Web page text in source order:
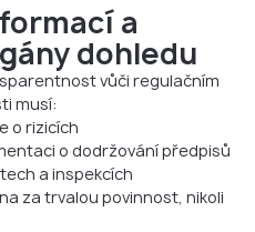
a
dohledu
vůči regulačním
musí:
o rizicích
o dodržování předpisů
a inspekcích
za trvalou povinnost, nikoli